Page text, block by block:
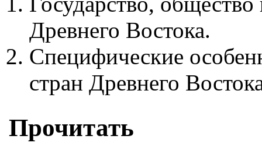
Древнего Востока.
Специфические
стран Древнего
Прочитать